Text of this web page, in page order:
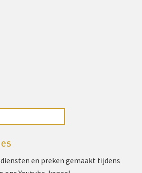
en preken gemaakt tijdens